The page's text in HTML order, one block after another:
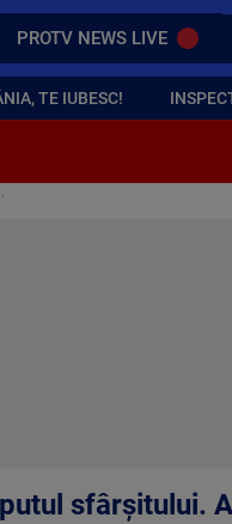
PROTV NEWS LIVE
TE IUBESC!
sfârșitului.